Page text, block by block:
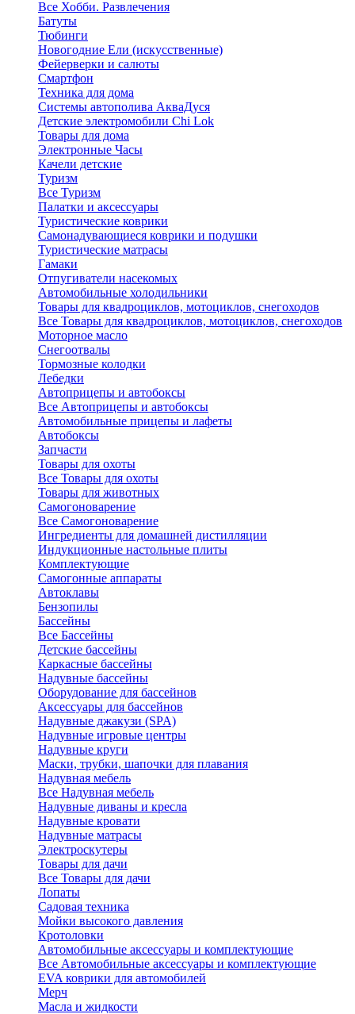
Все Хобби. Развлечения
Батуты
Тюбинги
Новогодние Ели (искусственные)
Фейерверки и салюты
Смартфон
Техника для дома
Системы автополива АкваДуся
Детские электромобили Chi Lok
Товары для дома
Электронные Часы
Качели детские
Туризм
Все Туризм
Палатки и аксессуары
Туристические коврики
Самонадувающиеся коврики и подушки
Туристические матрасы
Гамаки
Отпугиватели насекомых
Автомобильные холодильники
Товары для квадроциклов, мотоциклов, снегоходов
Все Товары для квадроциклов, мотоциклов, снегоходов
Моторное масло
Снегоотвалы
Тормозные колодки
Лебедки
Автоприцепы и автобоксы
Все Автоприцепы и автобоксы
Автомобильные прицепы и лафеты
Автобоксы
Запчасти
Товары для охоты
Все Товары для охоты
Товары для животных
Самогоноварение
Все Самогоноварение
Ингредиенты для домашней дистилляции
Индукционные настольные плиты
Комплектующие
Самогонные аппараты
Автоклавы
Бензопилы
Бассейны
Все Бассейны
Детские бассейны
Каркасные бассейны
Надувные бассейны
Оборудование для бассейнов
Аксессуары для бассейнов
Надувные джакузи (SPA)
Надувные игровые центры
Надувные круги
Маски, трубки, шапочки для плавания
Надувная мебель
Все Надувная мебель
Надувные диваны и кресла
Надувные кровати
Надувные матрасы
Электроскутеры
Товары для дачи
Все Товары для дачи
Лопаты
Садовая техника
Мойки высокого давления
Кротоловки
Автомобильные аксессуары и комплектующие
Все Автомобильные аксессуары и комплектующие
EVA коврики для автомобилей
Мерч
Масла и жидкости